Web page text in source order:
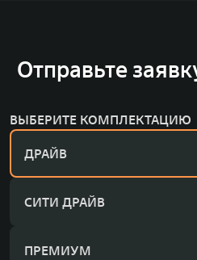
Отправьте
ВЫБЕРИТЕ КОМПЛЕКТАЦИЮ
ДРАЙВ
СИТИ ДРАЙВ
ПРЕМИУМ